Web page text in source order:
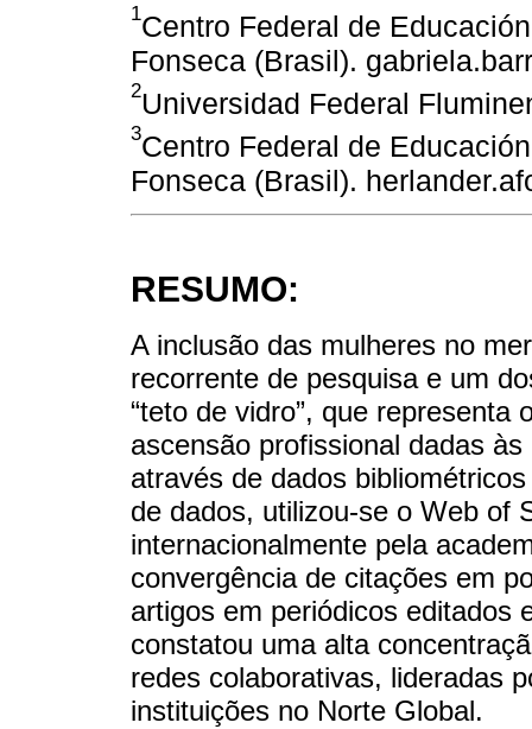
1Centro Federal de
Fonseca (Brasil).
2Universidad Federal
3Centro Federal de
Fonseca (Brasil).
RESUMO:
A inclusão das mulheres no
recorrente de pesquisa e um
“teto de vidro”, que representa
ascensão profissional dadas
através de dados
de dados, utilizou-se o Web of
internacionalmente pela
convergência de citações em
artigos em periódicos editados
constatou uma alta
redes colaborativas, lideradas
instituições no Norte Global.